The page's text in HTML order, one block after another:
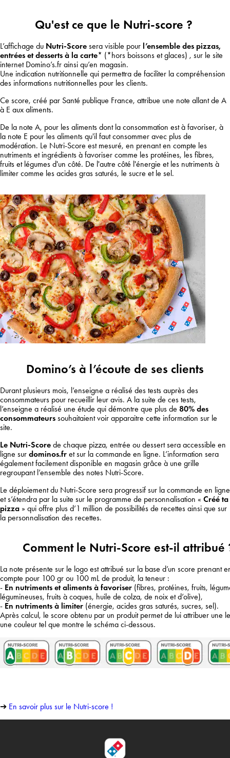
Qu'est ce que le Nutri-score ?
L’affichage du Nutri-Score sera visible pour l’ensemble des pizzas,
entrées et desserts à la carte* (*hors boissons et glaces) , sur le site
internet Domino’s.fr ainsi qu’en magasin.
Une indication nutritionnelle qui permettra de faciliter la compréhension
des informations nutritionnelles pour les clients.
Ce score, créé par Santé publique France, attribue une note allant de A
à E aux aliments.
De la note A, pour les aliments dont la consommation est à favoriser, à
la note E pour les aliments qu'il faut consommer avec plus de
modération. Le Nutri-Score est mesuré, en prenant en compte les
nutriments et ingrédients à favoriser comme les protéines, les fibres,
fruits et légumes d'un côté. De l'autre côté l'énergie et les nutriments à
limiter comme les acides gras saturés, le sucre et le sel.
Domino’s à l’écoute de ses clients
Durant plusieurs mois, l’enseigne a réalisé des tests auprès des
consommateurs pour recueillir leur avis. A la suite de ces tests,
l’enseigne a réalisé une étude qui démontre que plus de 80% des
consommateurs souhaitaient voir apparaitre cette information sur le
site.
Le Nutri-Score de chaque pizza, entrée ou dessert sera accessible en
ligne sur dominos.fr et sur la commande en ligne. L’information sera
également facilement disponible en magasin grâce à une grille
regroupant l’ensemble des notes Nutri-Score.
Le déploiement du Nutri-Score sera progressif sur la commande en ligne
et s’étendra par la suite sur le programme de personnalisation « Créé ta
pizza » qui offre plus d’1 million de possibilités de recettes ainsi que sur
la personnalisation des recettes.
Comment le Nutri-Score est-il attribué
La note présente sur le logo est attribué sur la base d’un score prenant
compte pour 100 gr ou 100 mL de produit, la teneur :
- En nutriments et aliments à favoriser (fibres, protéines, fruits,
légumineuses, fruits à coques, huile de colza, de noix et d’olive),
- En nutriments à limiter (énergie, acides gras saturés, sucres, sel).
Après calcul, le score obtenu par un produit permet de lui attribuer une
une couleur tel que montre le schéma ci-dessous.
➔ En savoir plus sur le Nutri-score !